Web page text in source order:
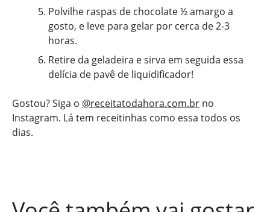
Polvilhe raspas de chocolate ½ amargo a
gosto, e leve para gelar por cerca de 2-3
horas.
Retire da geladeira e sirva em seguida essa
delícia de pavê de liquidificador!
Gostou? Siga o @receitatodahora.com.br no
Instagram. Lá tem receitinhas como essa todos os
dias.